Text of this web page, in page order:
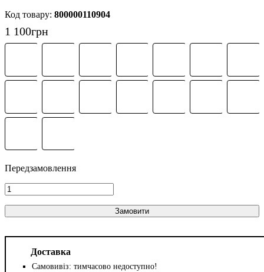
800000110904
1 100грн
Замовити
Доставка
Самовивіз: тимчасово недоступно!